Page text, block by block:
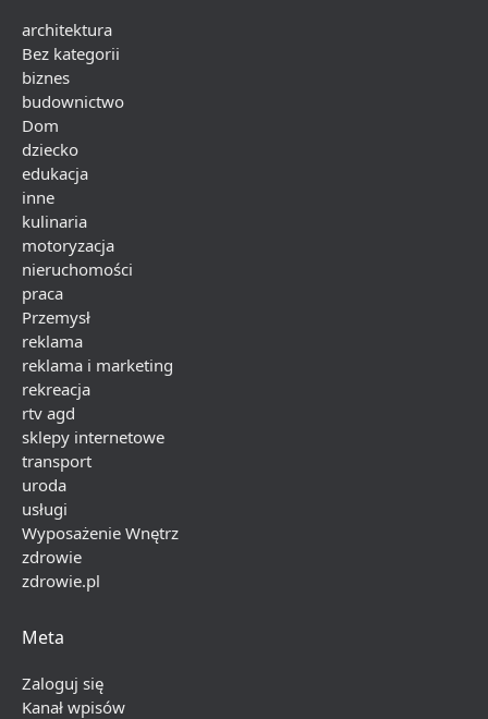
architektura
Bez kategorii
biznes
budownictwo
Dom
dziecko
edukacja
inne
kulinaria
motoryzacja
nieruchomości
praca
Przemysł
reklama
reklama i marketing
rekreacja
rtv agd
sklepy internetowe
transport
uroda
usługi
Wyposażenie Wnętrz
zdrowie
zdrowie.pl
Meta
Zaloguj się
Kanał wpisów